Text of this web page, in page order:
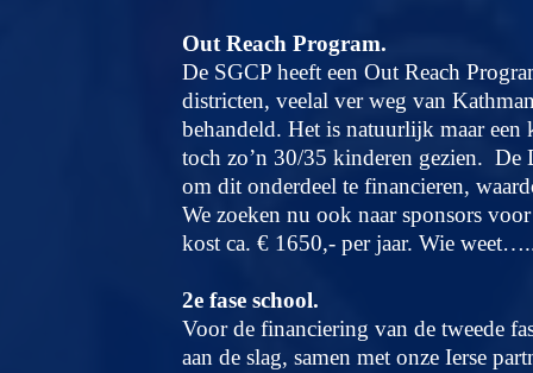
Out Reach Program.
De SGCP heeft een Out Reach
districten, veelal ver weg van
behandeld. Het is natuurlijk maar een
toch zo’n 30/35 kinderen gezien. De
om dit onderdeel te financieren,
We zoeken nu ook naar sponsors
kost ca. € 1650,- per jaar. Wie
2e fase school.
Voor de financiering van de tweede
aan de slag, samen met onze Ierse